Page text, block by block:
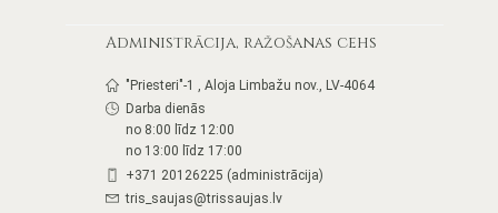
Administrācija, ražošanas cehs
"Priesteri"-1 , Aloja Limbažu nov., LV-4064
Darba dienās
no 8:00 līdz 12:00
no 13:00 līdz 17:00
+371 20126225 (administrācija)
tris_saujas@trissaujas.lv